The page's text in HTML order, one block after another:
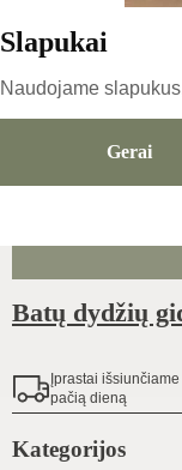
Slapukai
Naudojame
Gerai
79.19
Batų dydžių
Įprastai išsiunčiame
pačią dieną
Kategorijos